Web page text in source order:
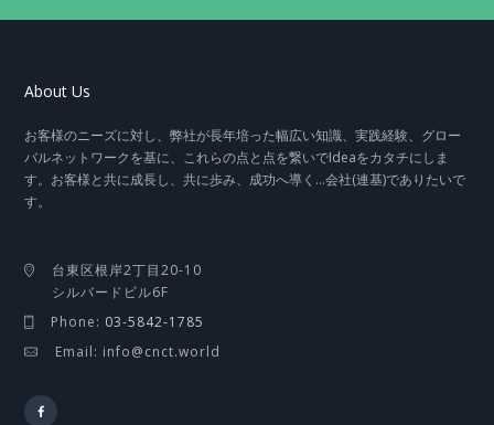
About Us
お客様のニーズに対し、弊社が長年培った幅広い知識、実践経験、グロー
バルネットワークを基に、これらの点と点を繋いでIdeaをカタチにしま
す。お客様と共に成長し、共に歩み、成功へ導く…会社(連基)でありたいで
す。
台東区根岸2丁目20-10
シルバードビル6F
Phone: 03-5842-1785
Email: info@cnct.world